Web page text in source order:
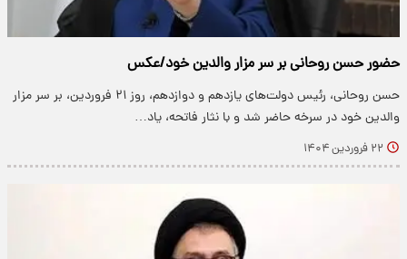
حضور حسن روحانی بر سر مزار والدین خود/عکس
حسن روحانی، رئیس دولت‌های یازدهم و دوازدهم، روز ۲۱ فروردین، بر سر مزار
والدین خود در سرخه حاضر شد و با نثار فاتحه، یاد…
۲۲ فروردین ۱۴۰۴